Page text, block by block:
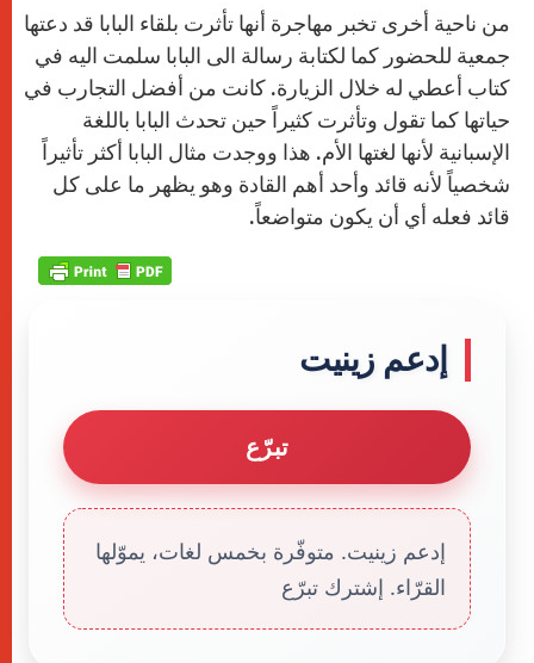
من ناحية أخرى تخبر مهاجرة أنها تأثرت بلقاء البابا قد دعتها
جمعية للحضور كما لكتابة رسالة الى البابا سلمت اليه في
كتاب أعطي له خلال الزيارة. كانت من أفضل التجارب في
حياتها كما تقول وتأثرت كثيراً حين تحدث البابا باللغة
الإسبانية لأنها لغتها الأم. هذا ووجدت مثال البابا أكثر تأثيراً
شخصياً لأنه قائد وأحد أهم القادة وهو يظهر ما على كل
قائد فعله أي أن يكون متواضعاً.
إدعم زينيت
تبرّع
إدعم زينيت. متوفّرة بخمس لغات، يموّلها
القرّاء. إشترك تبرّع